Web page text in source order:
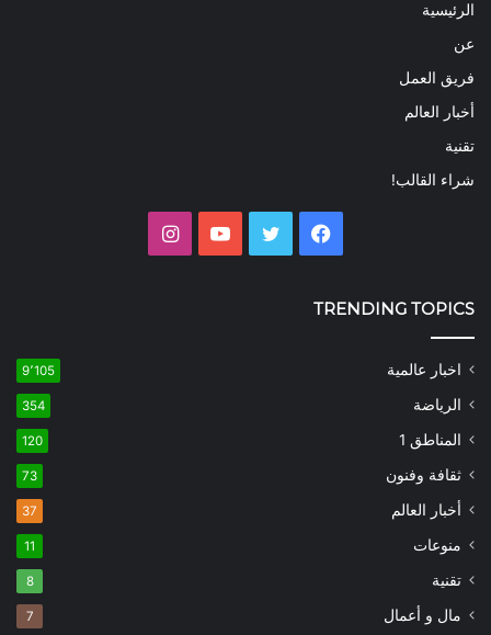
الرئيسية
عن
فريق العمل
أخبار العالم
تقنية
شراء القالب!
فيسبوك تويتر يوتيوب
TRENDING TOPICS
اخبار عالمية 9٬105
الرياضة 354
المناطق 1 120
ثقافة وفنون 73
أخبار العالم 37
منوعات 11
تقنية 8
مال و أعمال 7